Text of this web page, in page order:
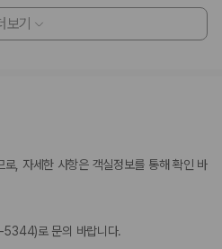
능하며, 예약 확인 메일에 나와 있는 번호
청하실 수 있습니다.
서 다음 요금을 청구할 수 있습니다(요금에
있습니다. 도시세는 객실 요금에 따라 1
보기
, 자세한 사항은 객실정보를 통해 확인 바
5344)로 문의 바랍니다.